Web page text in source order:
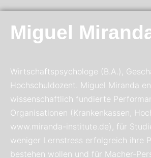
Miguel
Wirtschaftspsychologe (B.A.),
Hochschuldozent. Miguel Miranda
wissenschaftlich fundierte
Organisationen (Krankenkassen,
www.miranda-institute.de), für
weniger Lernstress erfolgreich ihre
bestehen wollen und für Macher-